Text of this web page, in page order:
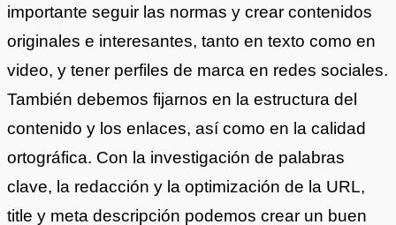
importante seguir las normas y crear contenidos
originales e interesantes, tanto en texto como en
video, y tener perfiles de marca en redes sociales.
También debemos fijarnos en la estructura del
contenido y los enlaces, así como en la calidad
ortográfica. Con la investigación de palabras
clave, la redacción y la optimización de la URL,
title y meta descripción podemos crear un buen